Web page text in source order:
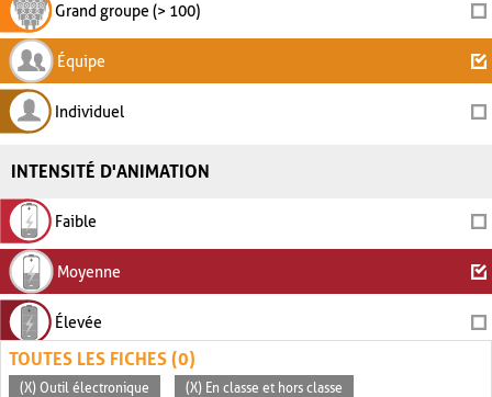
Grand groupe (> 100)
Équipe
Individuel
INTENSITÉ D'ANIMATION
Faible
Moyenne
Élevée
TOUTES LES FICHES (0)
(X) Outil électronique (X) En classe et hors classe